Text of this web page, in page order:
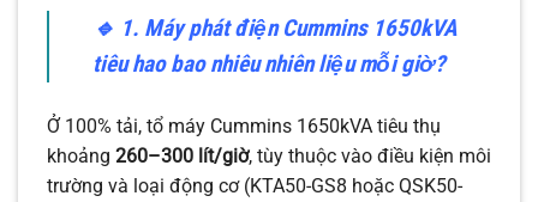
🔹 1. Máy phát điện Cummins 1650kVA
tiêu hao bao nhiêu nhiên liệu mỗi giờ?
Ở 100% tải, tổ máy Cummins 1650kVA tiêu thụ
khoảng 260–300 lít/giờ, tùy thuộc vào điều kiện môi
trường và loại động cơ (KTA50-GS8 hoặc QSK50-